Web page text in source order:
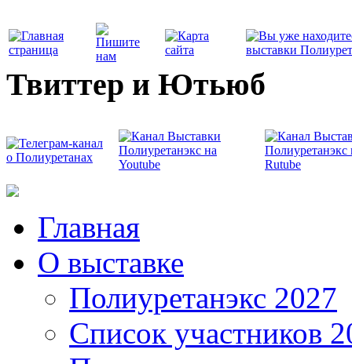
Твиттер и Ютьюб
Главная
О выставке
Полиуретанэкс 2027
Список участников